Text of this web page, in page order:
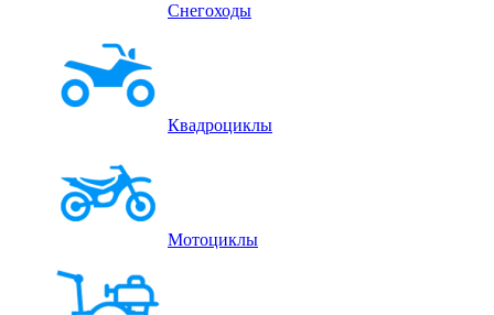
Снегоходы
Квадроциклы
Мотоциклы